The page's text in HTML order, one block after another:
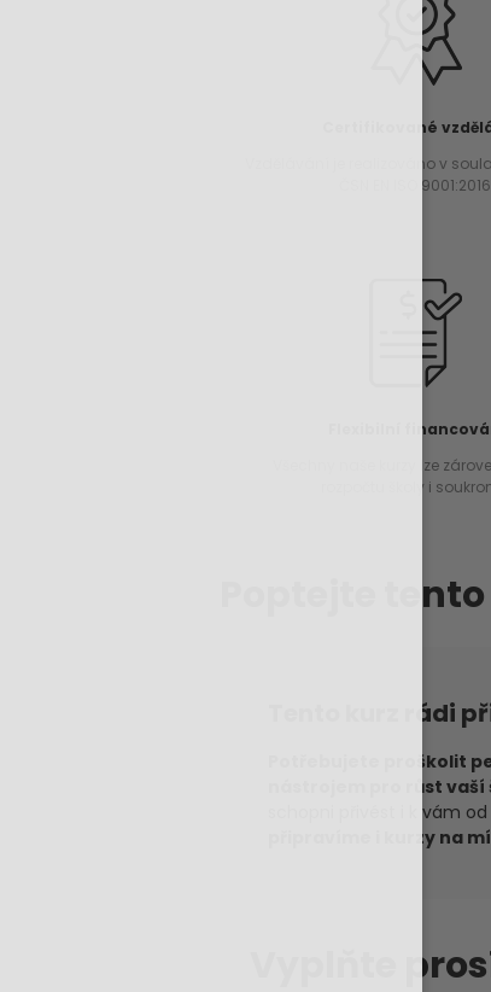
Certifikované
Vzdělávání je realizováno v
ČSN EN ISO
Flexibilní
Všechny naše kurzy lze
rozpočtu školy i
Poptejte
Tento kurz rádi
Potřebujete proškolit
nástrojem pro růst
schopni přivést i k vám
připravíme i kurzy na
Vyplňte